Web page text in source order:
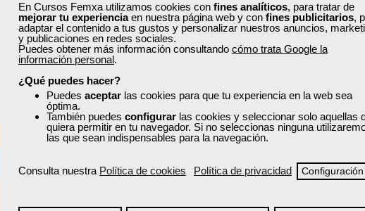
En Cursos Femxa utilizamos cookies con fines analíticos, para tratar de
mejorar tu experienciaen nuestra página web y con fines publicitarios,
adaptar el contenido a tus gustos y personalizar nuestros anuncios,
y publicaciones en redes sociales.
Puedes obtener más información consultando cómo trata Google la
información personal.
¿Qué puedes hacer?
Puedes aceptar las cookies para que tu experiencia en la web sea
óptima.
También puedes configurar las cookies y seleccionar solo aquellas
quiera permitir en tu navegador. Si no seleccionas ninguna
las que sean indispensables para la navegación.
Consulta nuestra Política de cookies Política de privacidad Configuración
ONLINE TÍTULO